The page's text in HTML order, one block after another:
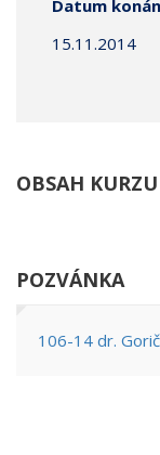
Datum
15.11.2014
OBSAH KURZU
POZVÁNKA
106-14 dr.